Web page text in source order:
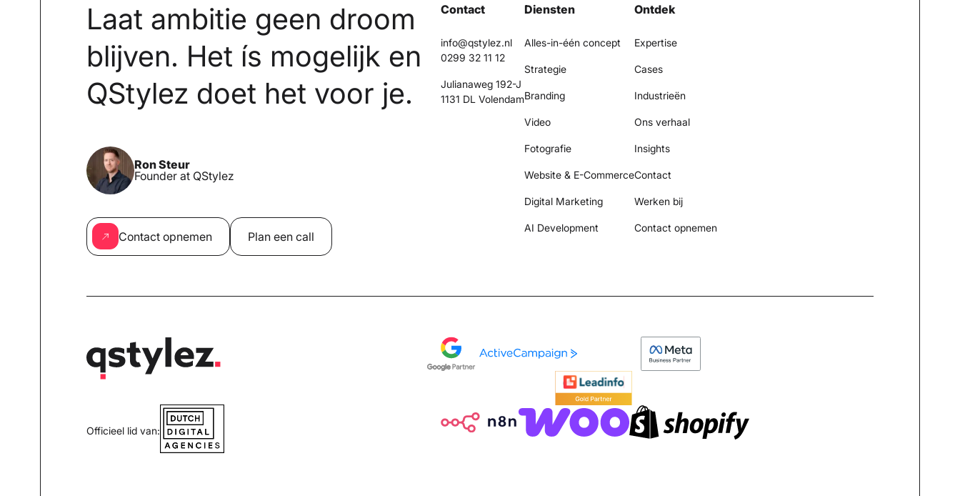
Laat ambitie geen droom
blijven. Het ís mogelijk en
QStylez doet het voor je.
Ron Steur
Founder at QStylez
Contact opnemen Plan een call
Contact
info@qstylez.nl
0299 32 11 12
Julianaweg 192-J
1131 DL Volendam
Diensten
Alles-in-één concept
Strategie
Branding
Video
Fotografie
Website & E-Commerce
Digital Marketing
AI Development
Ontdek
Expertise
Cases
Industrieën
Ons verhaal
Insights
Contact
Werken bij
Contact opnemen
Officieel lid van: